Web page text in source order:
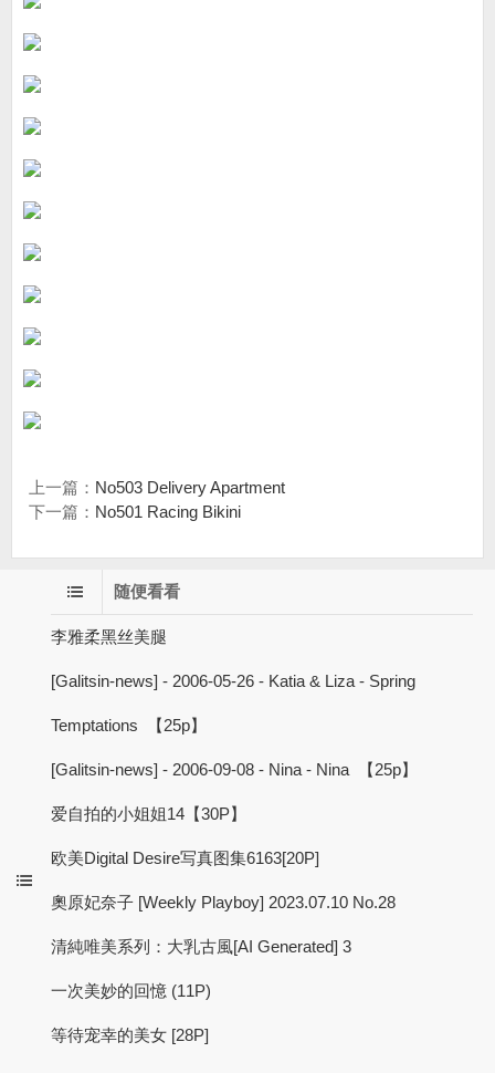
上一篇： No503 Delivery Apartment
下一篇： No501 Racing Bikini
随便看看
李雅柔黑丝美腿
[Galitsin-news] - 2006-05-26 - Katia & Liza - Spring
Temptations 【25p】
[Galitsin-news] - 2006-09-08 - Nina - Nina 【25p】
爱自拍的小姐姐14【30P】
欧美Digital Desire写真图集6163[20P]
奧原妃奈子 [Weekly Playboy] 2023.07.10 No.28
清純唯美系列：大乳古風[AI Generated] 3
一次美妙的回憶 (11P)
等待宠幸的美女 [28P]